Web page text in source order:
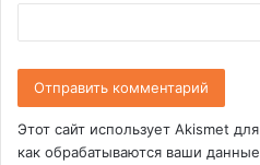
Этот сайт использует Akismet
как обрабатываются ваши